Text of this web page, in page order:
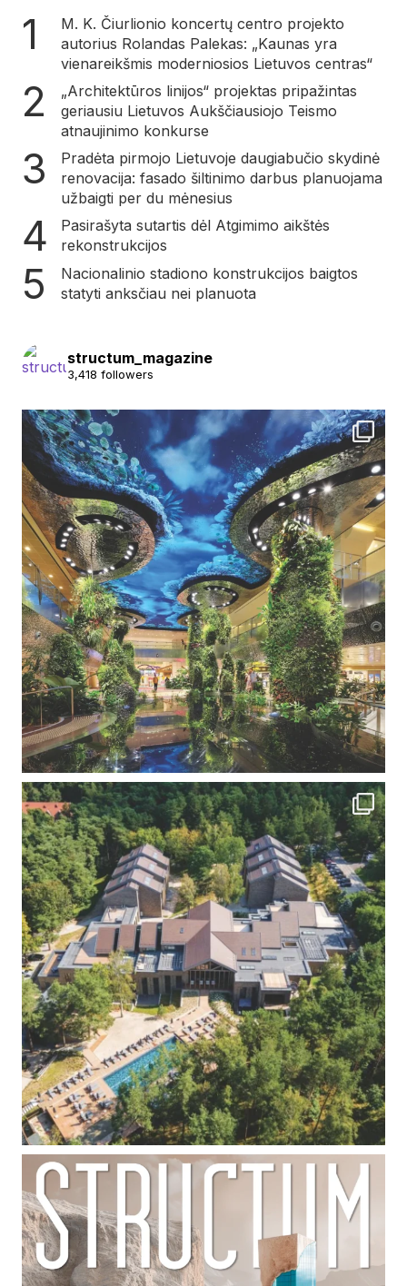
M. K. Čiurlionio koncertų centro projekto
autorius Rolandas Palekas: „Kaunas yra
vienareikšmis moderniosios Lietuvos centras“
„Architektūros linijos“ projektas pripažintas
geriausiu Lietuvos Aukščiausiojo Teismo
atnaujinimo konkurse
Pradėta pirmojo Lietuvoje daugiabučio skydinė
renovacija: fasado šiltinimo darbus planuojama
užbaigti per du mėnesius
Pasirašyta sutartis dėl Atgimimo aikštės
rekonstrukcijos
Nacionalinio stadiono konstrukcijos baigtos
statyti anksčiau nei planuota
structum_magazine
3,418 followers